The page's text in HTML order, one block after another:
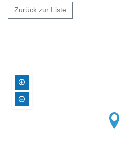
Zurück zur Liste